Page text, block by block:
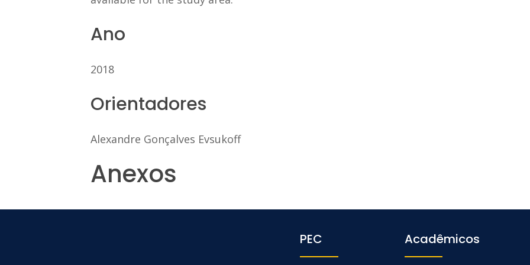
Ano
2018
Orientadores
Alexandre Gonçalves Evsukoff
Anexos
PEC Acadêmicos